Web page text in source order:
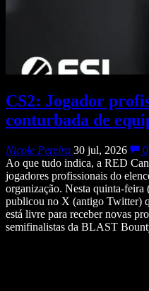
CS2: Jogador
conturbada de
Nicole Pereira 30 jul, 2026
0
Ao que tudo indica, a RED
jogadores profissionais do
organização. Nesta quinta-
publicou no X (antigo Twitter)
está livre para receber novas
semifinalistas da BLAST